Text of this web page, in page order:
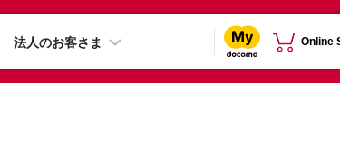
法人のお客さま Online